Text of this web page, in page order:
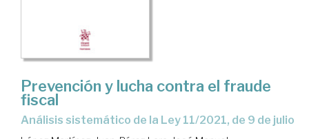
Prevención y lucha contra el fraude
fiscal
análisis sistemático de la Ley 11/2021, de 9 de julio